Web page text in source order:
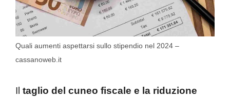
Quali aumenti aspettarsi sullo stipendio nel 2024 –
cassanoweb.it
Il taglio del cuneo fiscale e la riduzione